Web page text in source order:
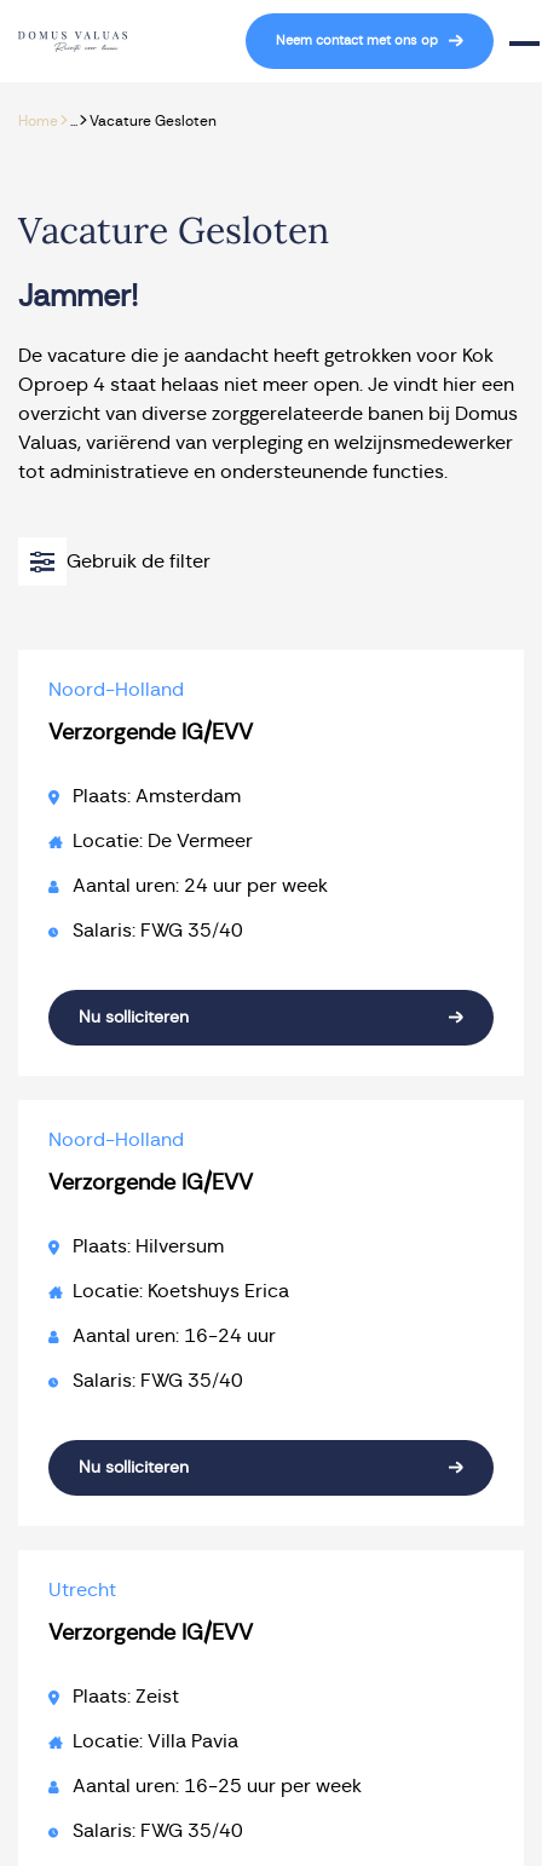
Navigatie overslaan
Neem contact met ons op
Home> >Vacature Gesloten
Vacature Gesloten
Jammer!
De vacature die je aandacht heeft getrokken voor Kok
Oproep 4 staat helaas niet meer open. Je vindt hier een
overzicht van diverse zorggerelateerde banen bij Domus
Valuas, variërend van verpleging en welzijnsmedewerker
tot administratieve en ondersteunende functies.
Gebruik de filter
Noord-Holland
Verzorgende IG/EVV
Plaats: Amsterdam
Locatie: De Vermeer
Aantal uren: 24 uur per week
Salaris: FWG 35/40
Nu solliciteren
Noord-Holland
Verzorgende IG/EVV
Plaats: Hilversum
Locatie: Koetshuys Erica
Aantal uren: 16-24 uur
Salaris: FWG 35/40
Nu solliciteren
Utrecht
Verzorgende IG/EVV
Plaats: Zeist
Locatie: Villa Pavia
Aantal uren: 16-25 uur per week
Salaris: FWG 35/40